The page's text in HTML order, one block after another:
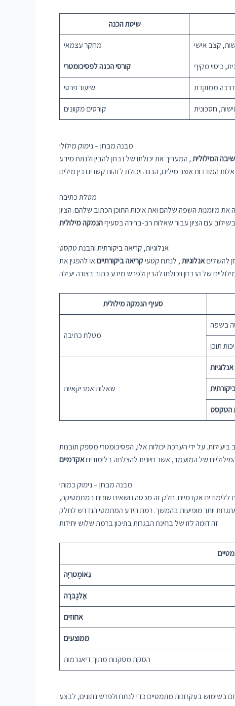
שיטת הכנה
מחקר עצמאי קצב אישי
קורסי הכנה לפסיכומטרי כיסוי מקיף
שיעור פרטי ממוקדת
קורסים מקוונים חסכונית
מבנה מבחן – נימוק מילולי
המילולית, המעריך את יכולתו של נבחן להבין ולנתח מידע
מטלת כתיבה
את מיומנות השפה שלהם ואת איכות התוכן הכתוב שלהם. הציון
עם הציון עבור שאלות רב-ברירה בסעיףהנמקה מילולית
אנלוגיות, קריאה ביקורתית והבנת טקסט
להשליםאנלוגיות, לנתח קטעיקריאה ביקורתייםאו להפגין את
סעיף הנמקה מילולית
מטלת כתיבה
בשפה
תוכן
שאלות אמריקאיות
אנלוגיות
הטקסט
על ידי הערכת יכולות אלו, הפסיכומטרי מספק תובנות
של המועמד, אשר חיונית להצלחה בלימודיםאקדמיים
מבנה מבחן – נימוק כמותי
ללימודים אקדמיים. חלק זה מכסה נושאים שונים במתמטיקה,
יותר מופיעות בהמשך. רמת הידע המתמטי הנדרש לחלק
זה דומה לזו של בחינת הבגרות בתיכון ברמת שלוש יחידות.
גֵאוֹמֶטרִיָה
אַלגֶבּרָה
אחוזים
ממוצעים
הסקת מסקנות מתוך דיאגרמות
בשימוש בעקרונות מתמטיים כדי לנתח ולפרש נתונים, לבצע